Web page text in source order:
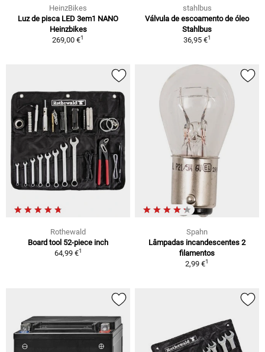
HeinzBikes
Luz de pisca LED 3em1 NANO
Heinzbikes
269,00 €1
stahlbus
Válvula de escoamento de óleo
Stahlbus
36,95 €1
Rothewald
Board tool 52-piece inch
64,99 €1
Spahn
Lâmpadas incandescentes 2
filamentos
2,99 €1